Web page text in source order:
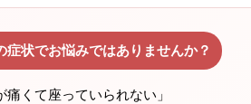
症状でお悩みではありませんか？
痛くて座っていられない」